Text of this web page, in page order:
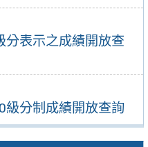
分表示之成績開放查
級分制成績開放查詢